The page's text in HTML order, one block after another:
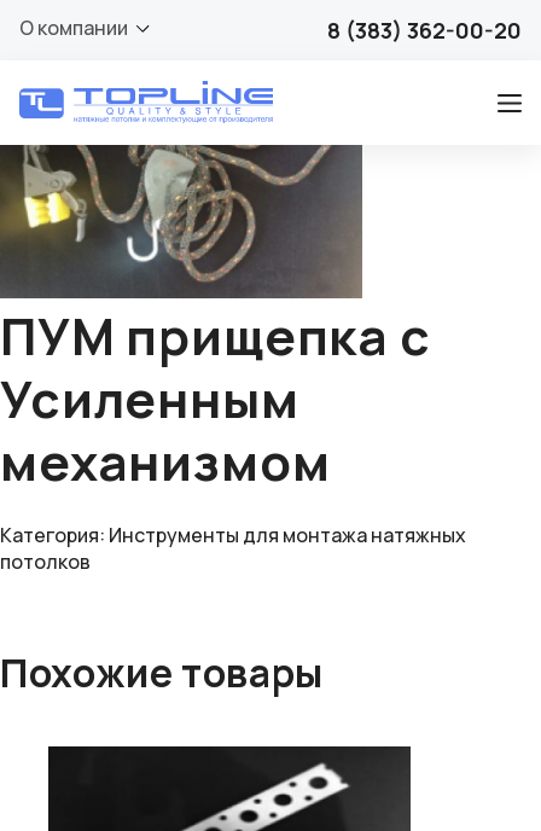
О компании 8 (383) 362-00-20
ПУМ прищепка с
Усиленным
механизмом
Категория: Инструменты для монтажа натяжных
потолков
Похожие товары